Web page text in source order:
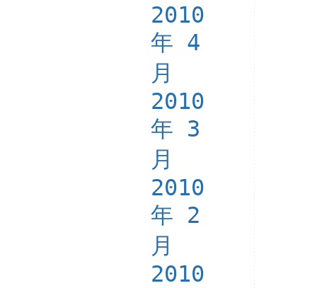
2010
年 4
月
2010
年 3
月
2010
年 2
月
2010